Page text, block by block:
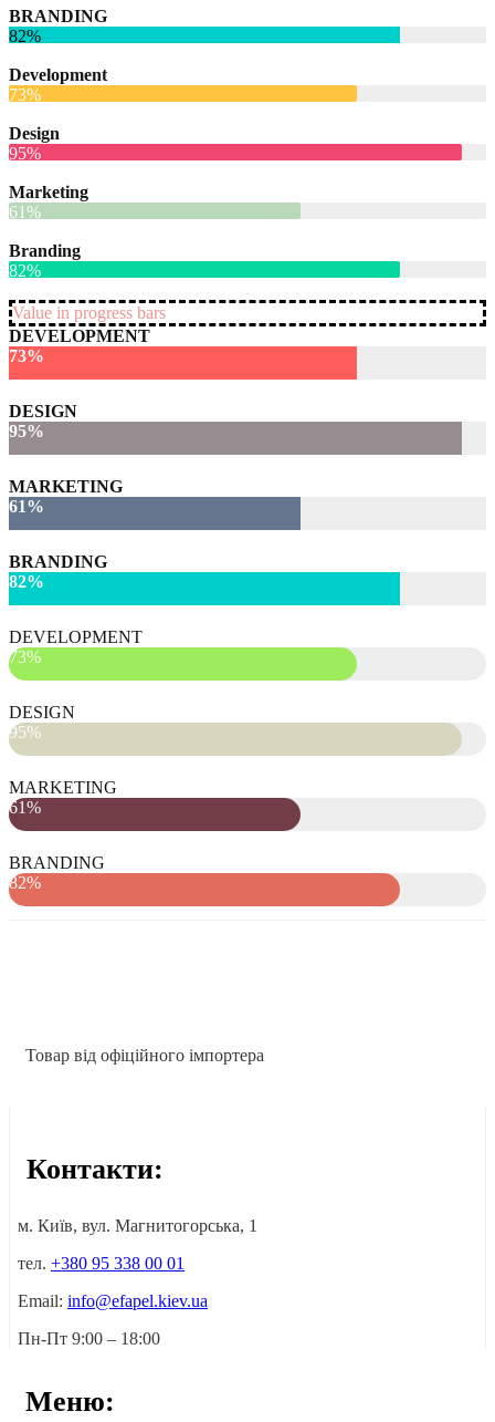
BRANDING
82%
Development
73%
Design
95%
Marketing
61%
Branding
82%
Value in progress bars
DEVELOPMENT
73%
DESIGN
95%
MARKETING
61%
BRANDING
82%
DEVELOPMENT
73%
DESIGN
95%
MARKETING
61%
BRANDING
82%
Товар від офіційного імпортера
Контакти:
м. Київ, вул. Магнитогорська, 1
тел. +380 95 338 00 01
Email: info@efapel.kiev.ua
Пн-Пт 9:00 – 18:00
Меню: